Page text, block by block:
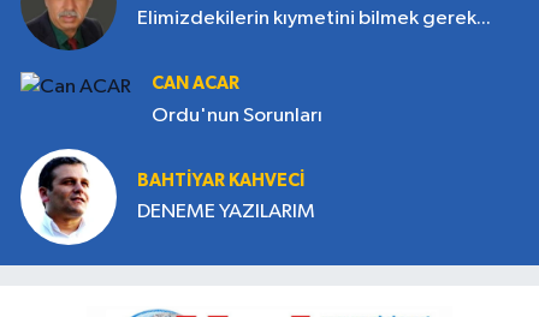
Elimizdekilerin kıymetini bilmek gerek...
CAN ACAR
Ordu'nun Sorunları
BAHTIYAR KAHVECİ
DENEME YAZILARIM